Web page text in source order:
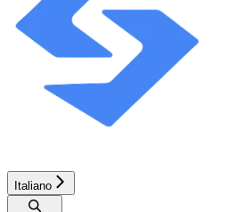
Italiano